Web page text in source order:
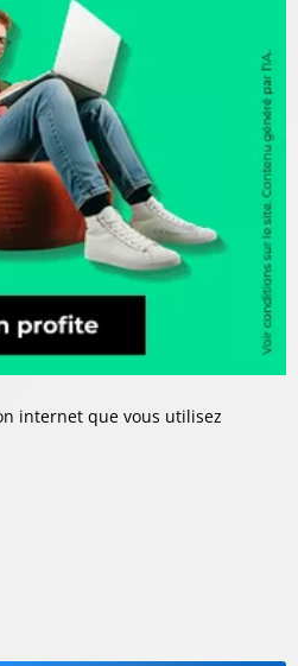
internet que vous utilisez